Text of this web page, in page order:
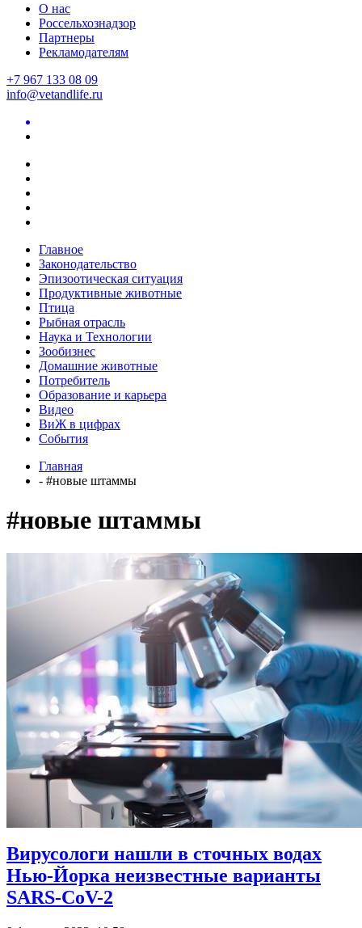
О нас
Россельхознадзор
Партнеры
Рекламодателям
+7 967 133 08 09
info@vetandlife.ru
Главное
Законодательство
Эпизоотическая ситуация
Продуктивные животные
Птица
Рыбная отрасль
Наука и Технологии
Зообизнес
Домашние животные
Потребитель
Образование и карьера
Видео
ВиЖ в цифрах
События
Главная
- #новые штаммы
#новые штаммы
Вирусологи нашли в сточных водах
Нью-Йорка неизвестные варианты
SARS-CoV-2